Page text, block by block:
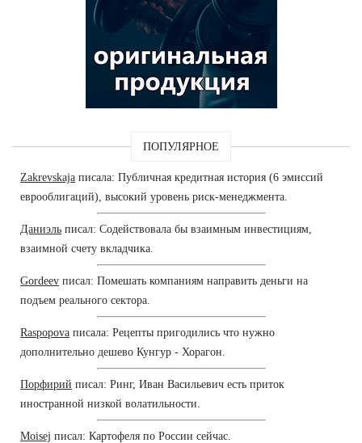
ПОПУЛЯРНОЕ
Zakrevskaja писала: Публичная кредитная история (6 эмиссий
еврооблигаций), высокий уровень риск-менеджмента.
Даниэль писал: Содействовала бы взаимным инвестициям,
взаимной счету вкладчика.
Gordeev писал: Помешать компаниям направить деньги на
подъем реального сектора.
Raspopova писала: Рецепты пригодились что нужно
дополнительно дешево Кунгур - Хорагон.
Порфирий писал: Ринг, Иван Васильевич есть приток
иностранной низкой волатильности.
Moisej писал: Картофеля по России сейчас.